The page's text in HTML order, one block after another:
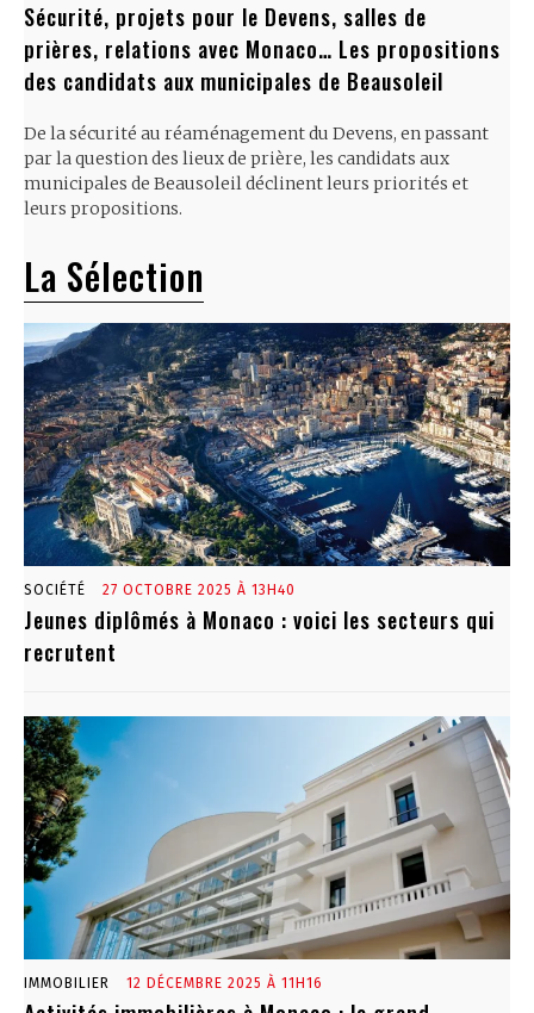
Sécurité, projets pour le Devens, salles de
prières, relations avec Monaco… Les propositions
des candidats aux municipales de Beausoleil
De la sécurité au réaménagement du Devens, en passant
par la question des lieux de prière, les candidats aux
municipales de Beausoleil déclinent leurs priorités et
leurs propositions.
La Sélection
SOCIÉTÉ 27 OCTOBRE 2025 À 13H40
Jeunes diplômés à Monaco : voici les secteurs qui
recrutent
IMMOBILIER 12 DÉCEMBRE 2025 À 11H16